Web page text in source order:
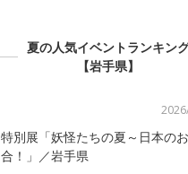
夏の人気イベントランキン
【岩手県】
特別展「妖怪たちの夏～日本の
合！」／岩手県